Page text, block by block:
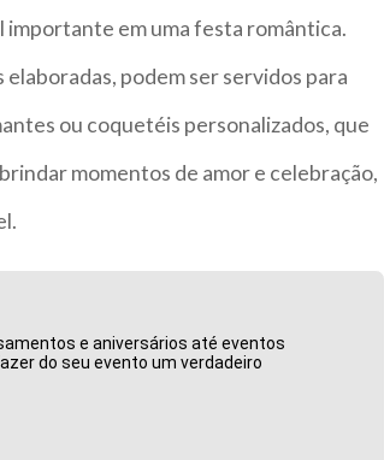
importante em uma festa romântica.
podem ser servidos para
ou coquetéis personalizados, que
momentos de amor e celebração,
e aniversários até eventos
do seu evento um verdadeiro